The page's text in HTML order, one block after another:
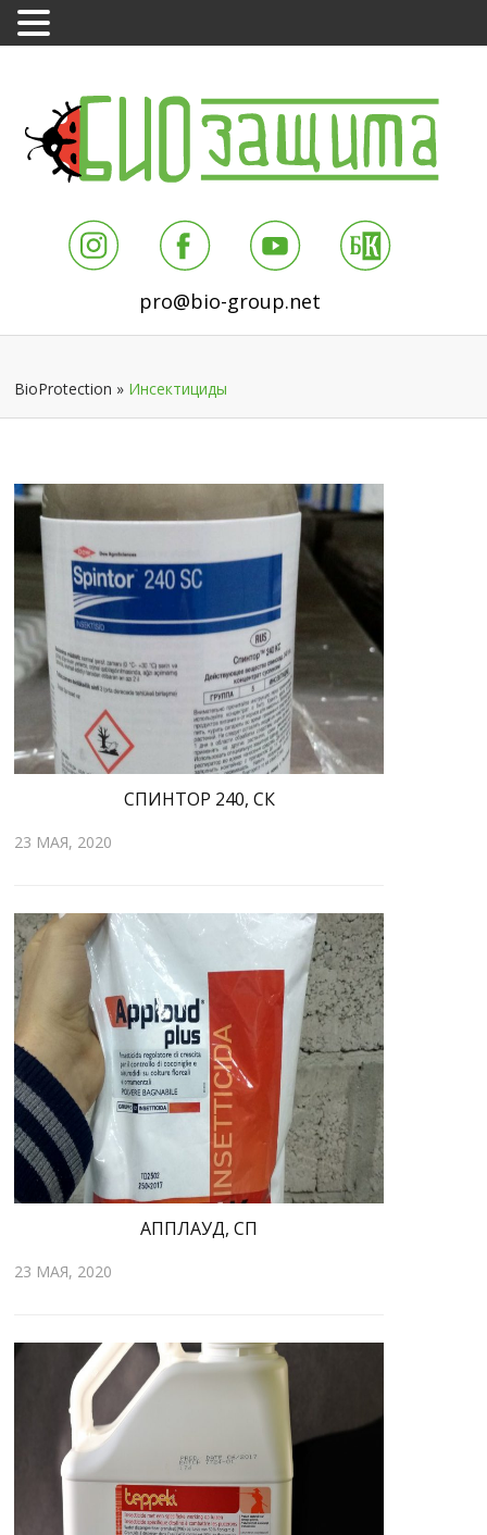
pro@bio-group.net
BioProtection » Инсектициды
СПИНТОР 240, СК
23 МАЯ, 2020
АППЛАУД, СП
23 МАЯ, 2020